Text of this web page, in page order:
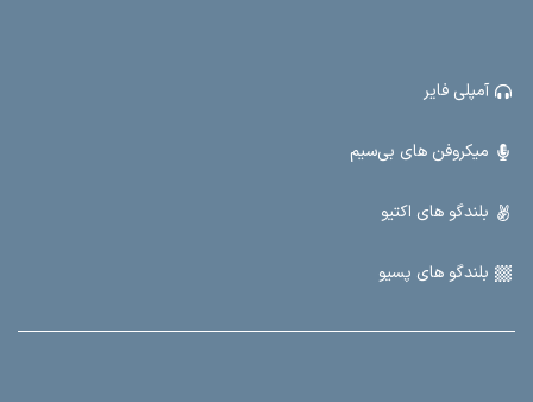
آمپلی فایر
میکروفن های بی‌سیم
بلندگو های اکتیو
بلندگو های پسیو